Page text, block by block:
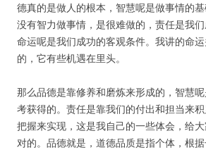
德真的是做人的根本，智慧呢是做事情的
没有智力做事情，是很难做的，责任是我们
命运呢是我们成功的客观条件。我讲的命
的，它有些机遇在里头。
那么品德是靠修养和磨炼来形成的，智慧
考获得的。责任是靠我们的付出和担当来
把握来实现，这是我自己的一些体会，给
对的。品德就是，道德品质是指个体，根